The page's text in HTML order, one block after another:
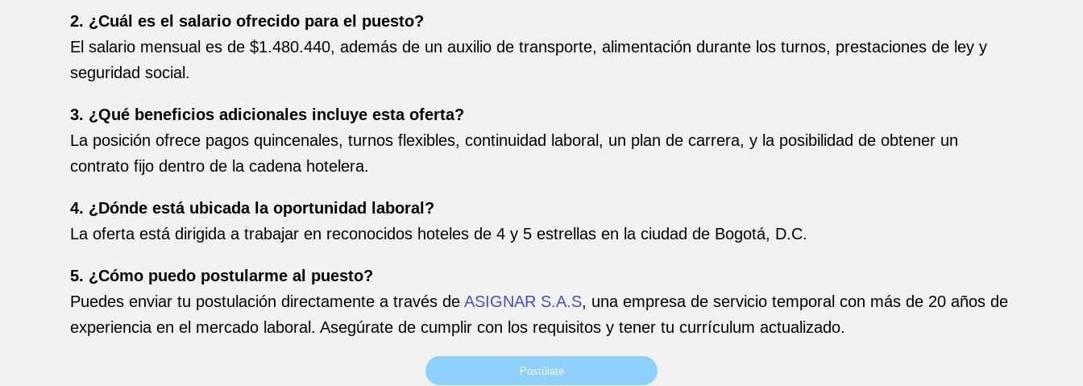
2. ¿Cuál es el salario ofrecido para el puesto?
El salario mensual es de $1.480.440, además de un auxilio de transporte, alimentación durante los turnos, prestaciones de ley y
seguridad social.
3. ¿Qué beneficios adicionales incluye esta oferta?
La posición ofrece pagos quincenales, turnos flexibles, continuidad laboral, un plan de carrera, y la posibilidad de obtener un
contrato fijo dentro de la cadena hotelera.
4. ¿Dónde está ubicada la oportunidad laboral?
La oferta está dirigida a trabajar en reconocidos hoteles de 4 y 5 estrellas en la ciudad de Bogotá, D.C.
5. ¿Cómo puedo postularme al puesto?
Puedes enviar tu postulación directamente a través de ASIGNAR S.A.S, una empresa de servicio temporal con más de 20 años de
experiencia en el mercado laboral. Asegúrate de cumplir con los requisitos y tener tu currículum actualizado.
Postúlate